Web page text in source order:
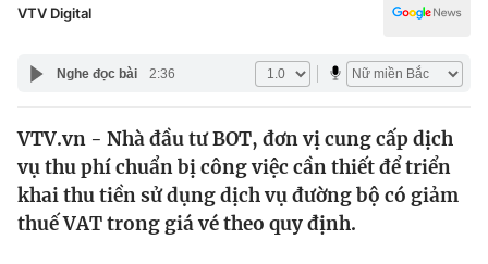
Pháp luật
Thế giới
Tin tức
Y tế
Công nghệ
VTV Digital
Nghe đọc bài 2:36
VTV.vn - Nhà đầu tư BOT, đơn vị cung cấp dịch
vụ thu phí chuẩn bị công việc cần thiết để triển
khai thu tiền sử dụng dịch vụ đường bộ có giảm
thuế VAT trong giá vé theo quy định.